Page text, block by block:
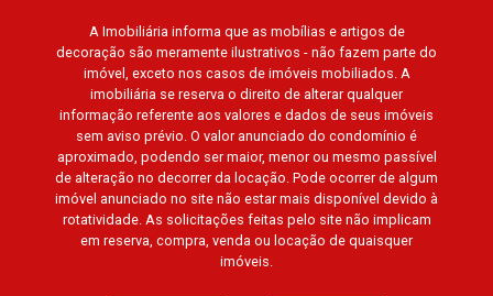
A Imobiliária informa que as mobílias e artigos de
decoração são meramente ilustrativos - não fazem parte do
imóvel, exceto nos casos de imóveis mobiliados. A
imobiliária se reserva o direito de alterar qualquer
informação referente aos valores e dados de seus imóveis
sem aviso prévio. O valor anunciado do condomínio é
aproximado, podendo ser maior, menor ou mesmo passível
de alteração no decorrer da locação. Pode ocorrer de algum
imóvel anunciado no site não estar mais disponível devido à
rotatividade. As solicitações feitas pelo site não implicam
em reserva, compra, venda ou locação de quaisquer
imóveis.